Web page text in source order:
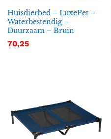
Huisdierbed – LuxePet –
Waterbestendig –
Duurzaam – Bruin
70,25